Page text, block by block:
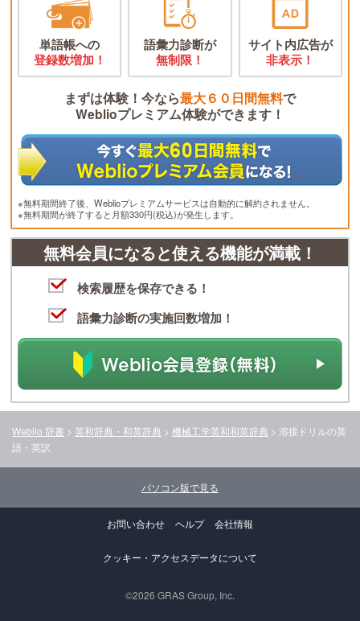
単語帳への
登録数増加！
語彙力診断が
無制限！
サイト内広告が
非表示！
まずは体験！今なら最大６０日間無料で
Weblioプレミアム体験ができます！
※無料期間終了後、Weblioプレミアムサービスは自動的に解約されません。
※無料期間が終了すると月額330円(税込)が発生します。
無料会員になると使える機能が満載！
検索履歴を保存できる！
語彙力診断の実施回数増加！
Weblio 辞書 > 英和辞典・和英辞典 > 機械工学英和和英辞典 > 溶接ドリルの英
語・英訳
パソコン版で見る
お問い合わせ ヘルプ 会社情報
クッキー・アクセスデータについて
©2026 GRAS Group, Inc.